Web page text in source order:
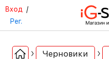
Вход /
Рег.
Черновики